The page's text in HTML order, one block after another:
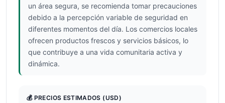
un área segura, se recomienda tomar precauciones
debido a la percepción variable de seguridad en
diferentes momentos del día. Los comercios locales
ofrecen productos frescos y servicios básicos, lo
que contribuye a una vida comunitaria activa y
dinámica.
💰 PRECIOS ESTIMADOS (USD)